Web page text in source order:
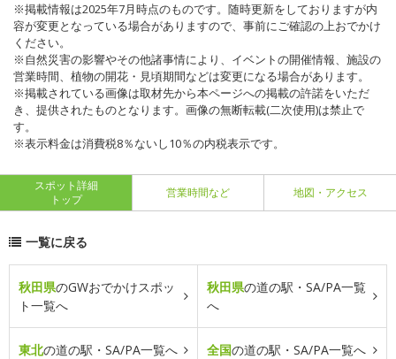
※掲載情報は2025年7月時点のものです。随時更新をしておりますが内
容が変更となっている場合がありますので、事前にご確認の上おでかけ
ください。
※自然災害の影響やその他諸事情により、イベントの開催情報、施設の
営業時間、植物の開花・見頃期間などは変更になる場合があります。
※掲載されている画像は取材先から本ページへの掲載の許諾をいただ
き、提供されたものとなります。画像の無断転載(二次使用)は禁止で
す。
※表示料金は消費税8％ないし10％の内税表示です。
スポット詳細
トップ
営業時間など 地図・アクセス
一覧に戻る
秋田県のGWおでかけスポッ
ト一覧へ
秋田県の道の駅・SA/PA一覧
へ
東北の道の駅・SA/PA一覧へ 全国の道の駅・SA/PA一覧へ